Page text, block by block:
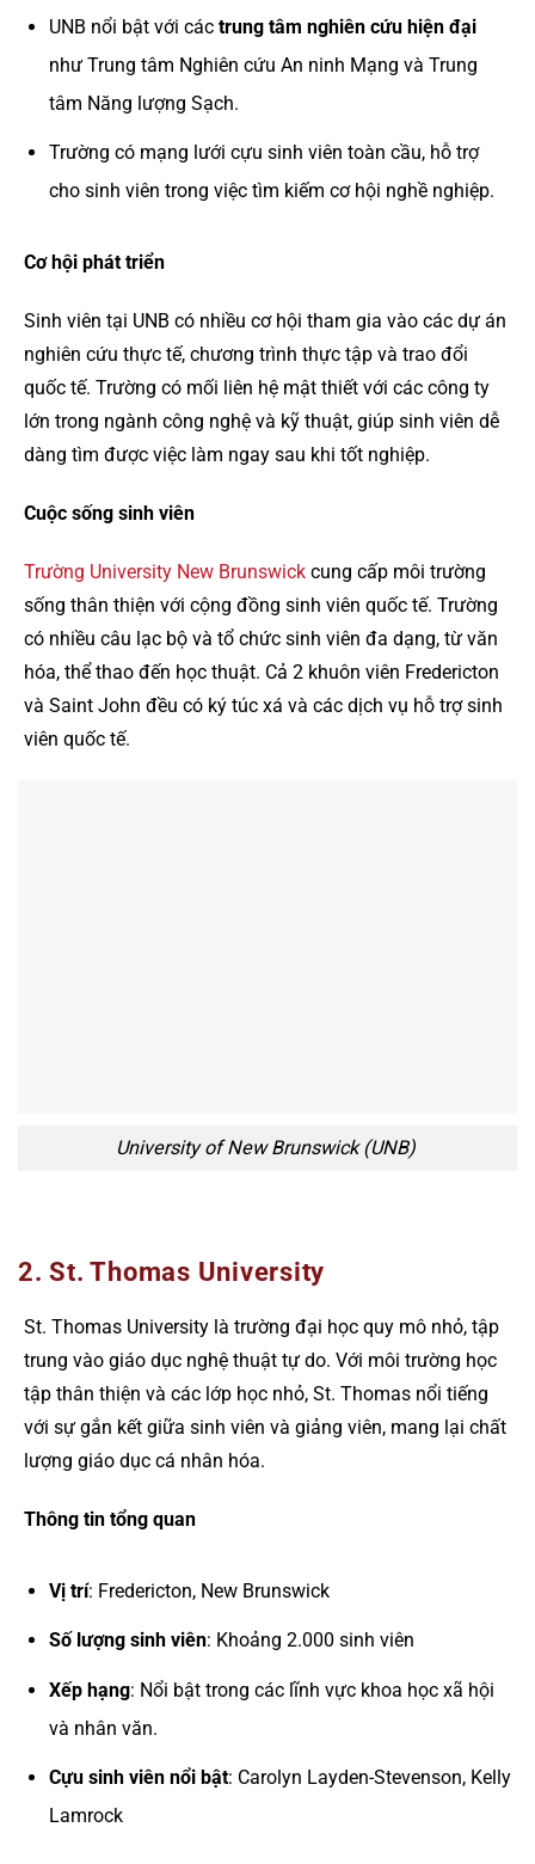
UNB nổi bật với các trung tâm nghiên cứu hiện đại
như Trung tâm Nghiên cứu An ninh Mạng và Trung
tâm Năng lượng Sạch.
Trường có mạng lưới cựu sinh viên toàn cầu, hỗ trợ
cho sinh viên trong việc tìm kiếm cơ hội nghề nghiệp.
Cơ hội phát triển
Sinh viên tại UNB có nhiều cơ hội tham gia vào các dự án
nghiên cứu thực tế, chương trình thực tập và trao đổi
quốc tế. Trường có mối liên hệ mật thiết với các công ty
lớn trong ngành công nghệ và kỹ thuật, giúp sinh viên dễ
dàng tìm được việc làm ngay sau khi tốt nghiệp.
Cuộc sống sinh viên
Trường University New Brunswick cung cấp môi trường
sống thân thiện với cộng đồng sinh viên quốc tế. Trường
có nhiều câu lạc bộ và tổ chức sinh viên đa dạng, từ văn
hóa, thể thao đến học thuật. Cả 2 khuôn viên Fredericton
và Saint John đều có ký túc xá và các dịch vụ hỗ trợ sinh
viên quốc tế.
University of New Brunswick (UNB)
2. St. Thomas University
St. Thomas University là trường đại học quy mô nhỏ, tập
trung vào giáo dục nghệ thuật tự do. Với môi trường học
tập thân thiện và các lớp học nhỏ, St. Thomas nổi tiếng
với sự gắn kết giữa sinh viên và giảng viên, mang lại chất
lượng giáo dục cá nhân hóa.
Thông tin tổng quan
Vị trí: Fredericton, New Brunswick
Số lượng sinh viên: Khoảng 2.000 sinh viên
Xếp hạng: Nổi bật trong các lĩnh vực khoa học xã hội
và nhân văn.
Cựu sinh viên nổi bật: Carolyn Layden-Stevenson, Kelly
Lamrock